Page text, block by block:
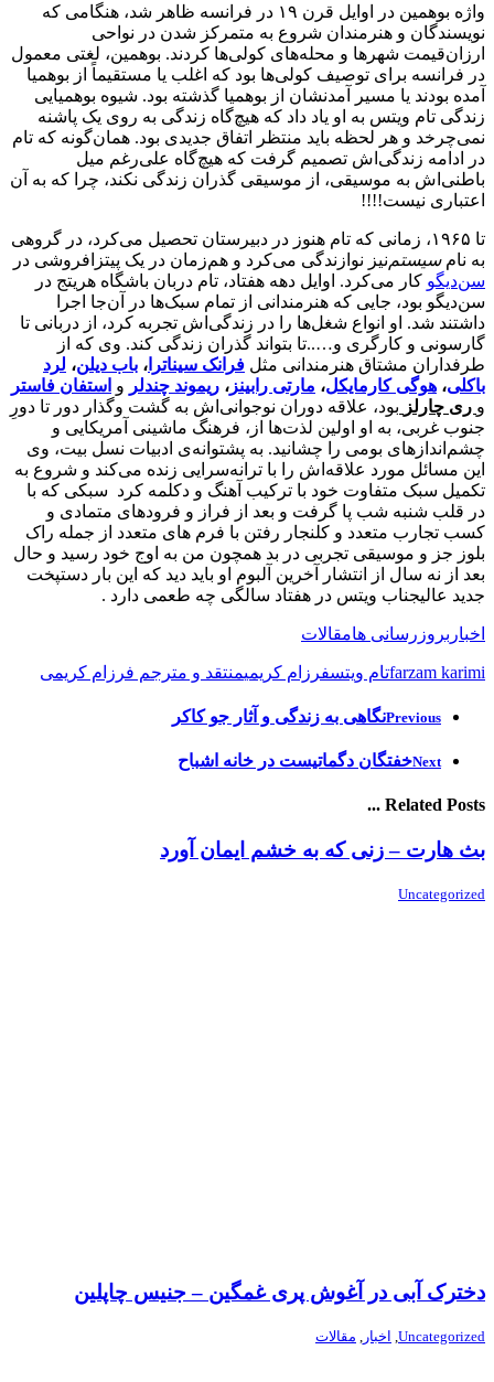
واژه بوهمین در اوایل قرن ۱۹ در فرانسه ظاهر شد، هنگامی که
نویسندگان و هنرمندان شروع به متمرکز شدن در نواحی
ارزان‌قیمت شهرها و محله‌های کولی‌ها کردند. بوهمین، لغتی معمول
در فرانسه برای توصیف کولی‌ها بود که اغلب یا مستقیماً از بوهمیا
آمده بودند یا مسیر آمدنشان از بوهمیا گذشته بود. شیوه بوهمیایی
زندگی تام ویتس به او یاد داد که هیچ‌گاه زندگی به روی یک پاشنه
نمی‌چرخد و هر لحظه باید منتظر اتفاق جدیدی بود. همان‌گونه که تام
در ادامه زندگی‌اش تصمیم گرفت که هیچ‌گاه علی‌رغم میل
باطنی‌اش به موسیقی، از موسیقی گذران زندگی نکند، چرا که به آن
اعتباری نیست!!!!
تا ۱۹۶۵، زمانی که تام هنوز در دبیرستان تحصیل می‌کرد، در گروهی
به نامسیستم‌نیز نوازندگی می‌کرد و هم‌زمان در یک پیتزافروشی در
سن‌دیگو کار می‌کرد. اوایل دهه هفتاد، تام دربان باشگاه هریتج در
سن‌دیگو بود، جایی که هنرمندانی از تمام سبک‌ها در آن‌جا اجرا
داشتند شد. او انواع شغل‌ها را در زندگی‌اش تجربه کرد، از دربانی تا
گارسونی و کارگری و…..تا بتواند گذران زندگی کند. وی که از
طرفداران مشتاق هنرمندانی مثل فرانک سیناترا ، باب دیلن، لرد
باکلی، هوگی کارمایکل، مارتی رابینز ، ریموند چندلر و استفان فاستر
و ری چارلز بود، علاقه دوران نوجوانی‌اش به گشت وگذار دور تا دورِ
جنوب غربی، به او اولین لذت‌ها از، فرهنگ ماشینی آمریکایی و
چشم‌اندازهای بومی را چشانید. به پشتوانه‌ی ادبیات نسل بیت، وی
این مسائل مورد علاقه‌اش را با ترانه‌سرایی زنده می‌کند و شروع به
تکمیل سبک متفاوت خود با ترکیب آهنگ و دکلمه کرد سبکی که با
در قلب شنبه شب پا گرفت و بعد از فراز و فرودهای متمادی و
کسب تجارب متعدد و کلنجار رفتن با فرم های متعدد از جمله راک
بلوز جز و موسیقی تجربی در بد همچون من به اوج خود رسید و حال
بعد از نه سال از انتشار آخرین آلبوم او باید دید که این بار دستپخت
جدید عالیجناب ویتس در هفتاد سالگی چه طعمی دارد .
اخبار بروزرسانی هامقالات
farzam karimiتام ویتسفرزام کریمیمنتقد و مترجم فرزام کریمی
Previousنگاهی به زندگی و آثار جو کاکر
Nextخفتگان دگماتیست در خانه اشباح
Related Posts ...
بث هارت – زنی که به خشم ایمان آورد
Uncategorized
دخترک آبی در آغوش پری غمگین – جنیس چاپلین
Uncategorized
, اخبار , مقالات